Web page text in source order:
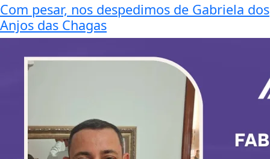
Com pesar, nos despedimos de Gabriela dos
Anjos das Chagas